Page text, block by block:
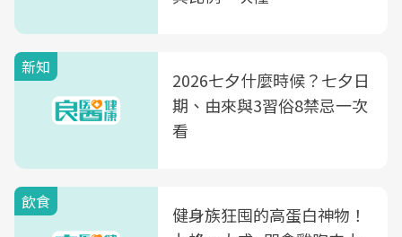
新知
2026七夕什麼時候？七夕日
期、由來與3習俗8禁忌一次
看
飲食
健身族狂囤的高蛋白神物！